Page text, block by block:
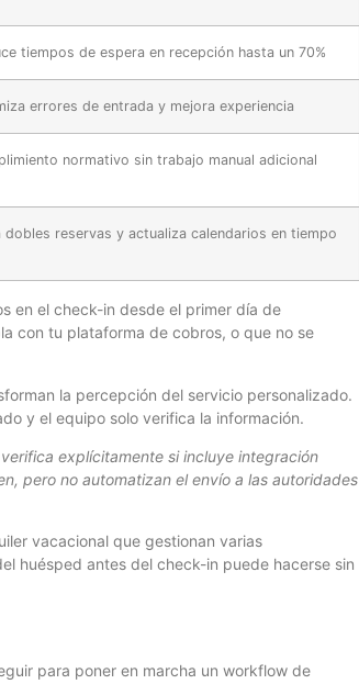
tiempos de espera en recepción hasta un 70%
errores de entrada y mejora experiencia
normativo sin trabajo manual adicional
dobles reservas y actualiza calendarios en tiempo
en el check-in desde el primer día de
con tu plataforma de cobros, o que no se
la percepción del servicio personalizado.
y el equipo solo verifica la información.
explícitamente si incluye integración
pero no automatizan el envío a las autoridades
vacacional que gestionan varias
huésped antes del check-in puede hacerse sin
para poner en marcha un workflow de